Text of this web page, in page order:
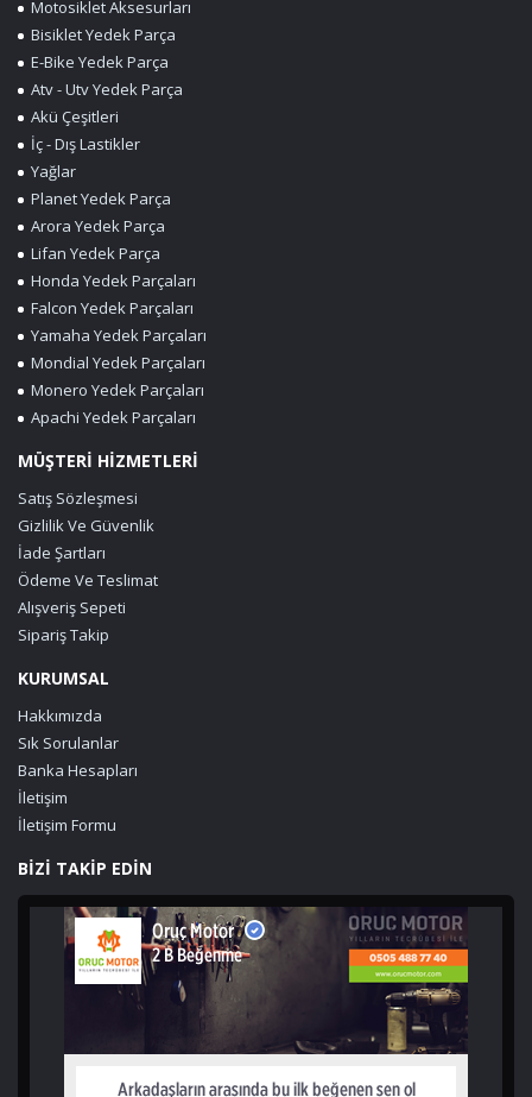
Motosiklet Aksesurları
Bisiklet Yedek Parça
E-Bike Yedek Parça
Atv - Utv Yedek Parça
Akü Çeşitleri
İç - Dış Lastikler
Yağlar
Planet Yedek Parça
Arora Yedek Parça
Lifan Yedek Parça
Honda Yedek Parçaları
Falcon Yedek Parçaları
Yamaha Yedek Parçaları
Mondial Yedek Parçaları
Monero Yedek Parçaları
Apachi Yedek Parçaları
MÜŞTERİ HİZMETLERİ
Satış Sözleşmesi
Gizlilik Ve Güvenlik
İade Şartları
Ödeme Ve Teslimat
Alışveriş Sepeti
Sipariş Takip
KURUMSAL
Hakkımızda
Sık Sorulanlar
Banka Hesapları
İletişim
İletişim Formu
BİZİ TAKİP EDİN